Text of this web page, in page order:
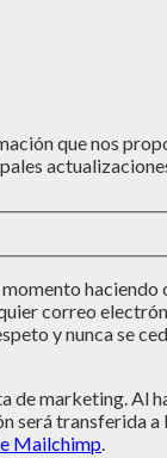
que nos
haciendo
correo
y nunca se
marketing. Al
será transferida
Mailchimp